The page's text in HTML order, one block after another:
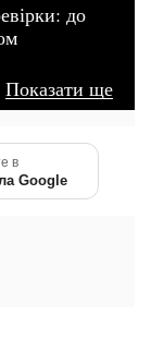
до
Показати ще
в
Google